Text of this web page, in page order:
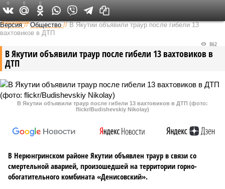
Федеральный выпуск
Версия //Общество //В Якутии объявили траур после гибели 13
вахтовиков в ДТП
В Якутии объявили траур после гибели 13 вахтовиков в
ДТП
862
В Якутии объявили траур после гибели 13 вахтовиков в ДТП (фото:
flickr/Budishevskiy Nikolay)
В Нерюнгринском районе Якутии объявлен траур в связи со
смертельной аварией, произошедшей на территории горно-
обогатительного комбината «Денисовский».
0 0 0